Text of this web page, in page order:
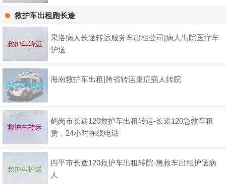
救护车出租跑长途
果洛病人长途转运服务车出租公司|病人出院医疗车
护送
海南救护车出租|跨省转运重症病人转院
鹤岗市长途120救护车出租转运-长途120急救车租
赁，24小时在线电话
四平市长途120救护车出租转院-急救车出租护送病
人